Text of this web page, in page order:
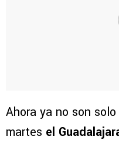
Ahora ya no son
martes el